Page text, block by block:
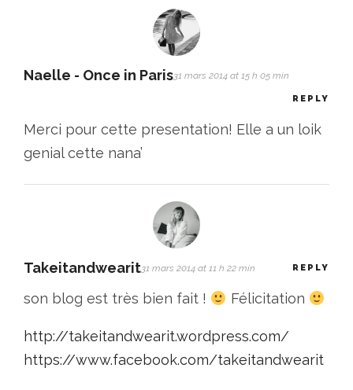
Naelle - Once in Paris31 mars 2014 at 15 h 05 min
REPLY
Merci pour cette presentation! Elle a un loik
genial cette nana’
Takeitandwearit31 mars 2014 at 11 h 22 min REPLY
son blog est très bien fait ! Félicitation
http://takeitandwearit.wordpress.com/
https://www.facebook.com/takeitandwearit